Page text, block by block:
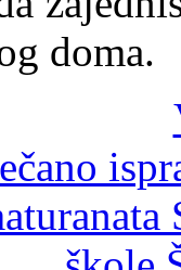
doma.